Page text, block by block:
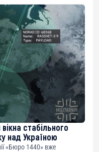
стабільного
над Україною
«Бюро 1440» вже